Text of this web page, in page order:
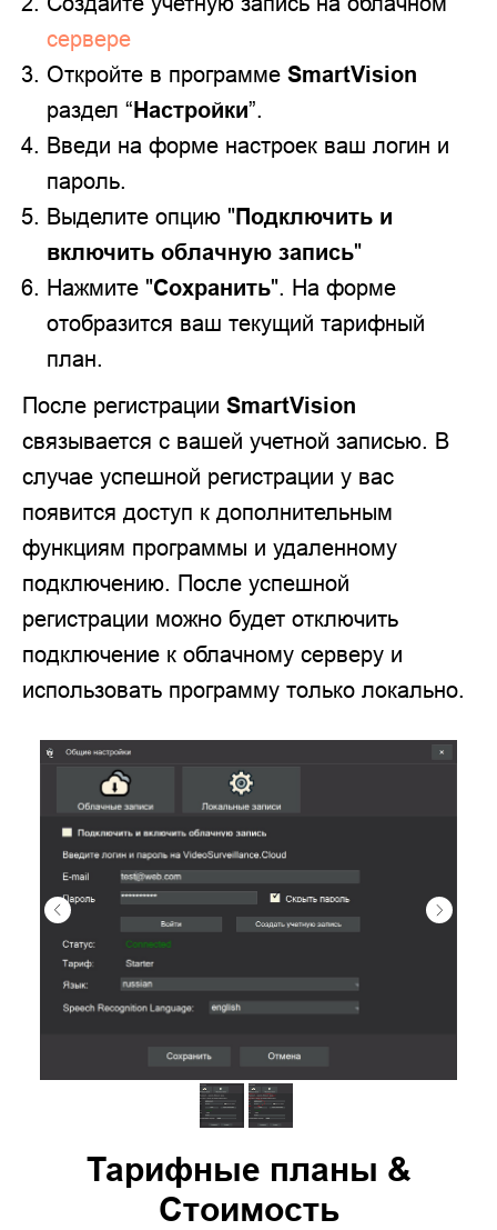
сервере
Откройте в программе SmartVision
раздел “Настройки”.
Введи на форме настроек ваш логин и
пароль.
Выделите опцию "Подключить и
включить облачную запись"
Нажмите "Сохранить". На форме
отобразится ваш текущий тарифный
план.
После регистрации SmartVision
связывается с вашей учетной записью. В
случае успешной регистрации у вас
появится доступ к дополнительным
функциям программы и удаленному
подключению. После успешной
регистрации можно будет отключить
подключение к облачному серверу и
использовать программу только локально.
Тарифные планы &
Стоимость